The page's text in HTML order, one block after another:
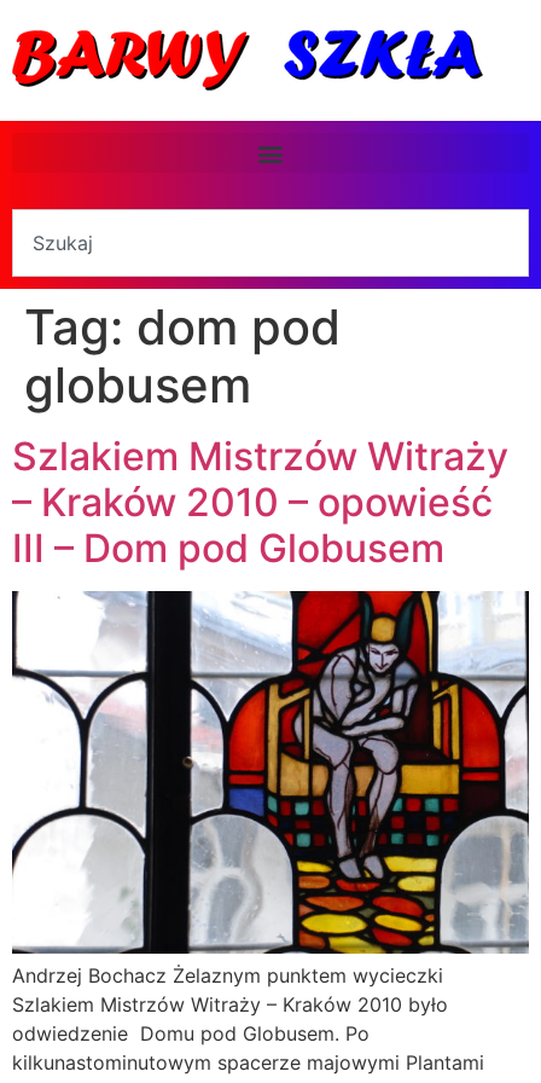
Tag: dom pod
globusem
Szlakiem Mistrzów Witraży
– Kraków 2010 – opowieść
III – Dom pod Globusem
Andrzej Bochacz Żelaznym punktem wycieczki
Szlakiem Mistrzów Witraży – Kraków 2010 było
odwiedzenie Domu pod Globusem. Po
kilkunastominutowym spacerze majowymi Plantami